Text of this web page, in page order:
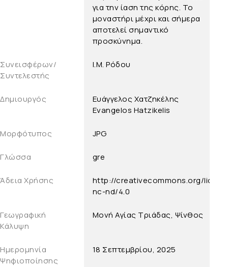
για την ίαση της κόρης. Το
μοναστήρι μέχρι και σήμερα
αποτελεί σημαντικό
προσκύνημα.
Συνεισφέρων/
Συντελεστής
Ι.Μ. Ρόδου
Δημιουργός
Ευάγγελος Χατζηκέλης
Evangelos Hatzikelis
Μορφότυπος JPG
Γλώσσα gre
Άδεια Χρήσης
http://creativecommons.org/
nc-nd/4.0
Γεωγραφική
Κάλυψη
Μονή Αγίας Τριάδας, Ψίνθος
Ημερομηνία
Ψηφιοποίησης
18 Σεπτεμβρίου, 2025